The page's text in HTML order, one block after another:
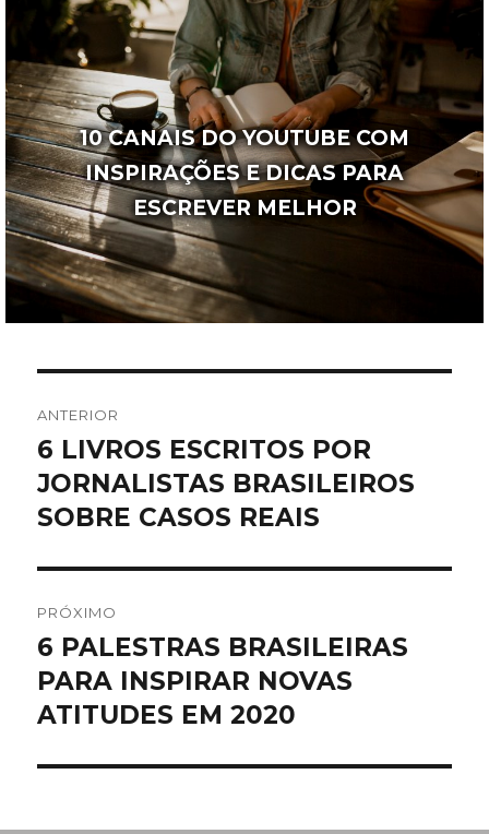
10 CANAIS DO YOUTUBE COM
INSPIRAÇÕES E DICAS PARA
ESCREVER MELHOR
de
Post
ANTERIOR
Post
anterior:
6 LIVROS ESCRITOS POR
JORNALISTAS BRASILEIROS
SOBRE CASOS REAIS
PRÓXIMO
Próximo
post:
6 PALESTRAS BRASILEIRAS
PARA INSPIRAR NOVAS
ATITUDES EM 2020